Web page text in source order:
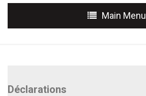
Main Menu
Déclarations